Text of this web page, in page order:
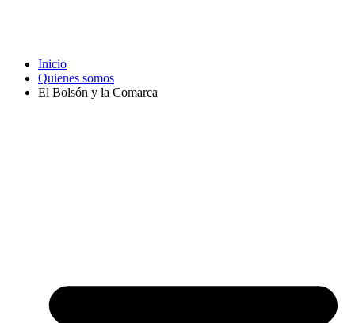
Inicio
Quienes somos
El Bolsón y la Comarca